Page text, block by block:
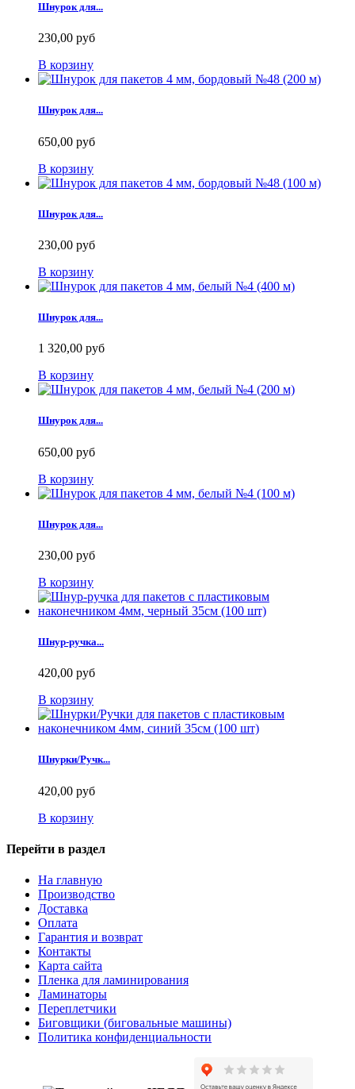
Шнурок для...
230,00 руб
В корзину
Шнурок для...
650,00 руб
В корзину
Шнурок для...
230,00 руб
В корзину
Шнурок для...
1 320,00 руб
В корзину
Шнурок для...
650,00 руб
В корзину
Шнурок для...
230,00 руб
В корзину
Шнур-ручка...
420,00 руб
В корзину
Шнурки/Ручк...
420,00 руб
В корзину
Перейти в раздел
На главную
Производство
Доставка
Оплата
Гарантия и возврат
Контакты
Карта сайта
Пленка для ламинирования
Ламинаторы
Переплетчики
Биговщики (биговальные машины)
Политика конфиденциальности